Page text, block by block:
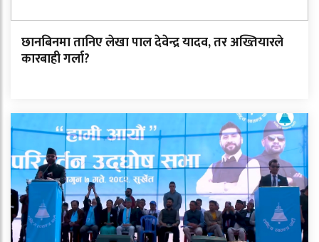
छानबिनमा तानिए लेखा पाल देवेन्द्र यादव, तर अख्तियारले
कारबाही गर्ला?